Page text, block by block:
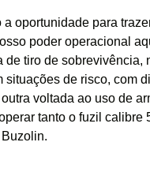
a oportunidade para
poder operacional
tiro de sobrevivência,
de risco, com
voltada ao uso de
tanto o fuzil calibre